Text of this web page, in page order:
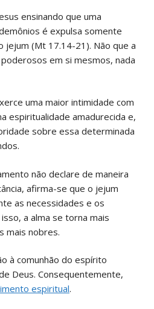
ensinando que uma
é expulsa somente
jejum (Mt 17.14-21). Não que a
em si mesmos, nada
uma maior intimidade com
espiritualidade amadurecida e,
sobre essa determinada
não declare de maneira
afirma-se que o jejum
as necessidades e os
a alma se torna mais
mais nobres.
à comunhão do espírito
Deus. Consequentemente,
espiritual.